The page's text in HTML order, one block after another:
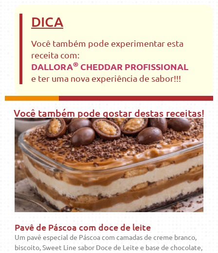
DICA
Você também pode experimentar esta
receita com:
DALLORA® CHEDDAR PROFISSIONAL
e ter uma nova experiência de sabor!!!
Você também pode gostar destas receitas!
Pavê de Páscoa com doce de leite
Um pavê especial de Páscoa com camadas de creme branco,
biscoito, Sweet Line sabor Doce de Leite e base de chocolate,